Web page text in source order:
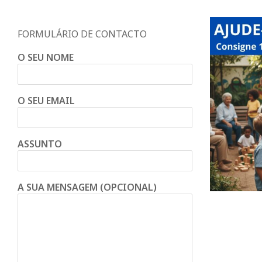
o
C
o
n
d
FORMULÁRIO DE CONTACTO
O SEU NOME
O SEU EMAIL
ASSUNTO
A SUA MENSAGEM (OPCIONAL)